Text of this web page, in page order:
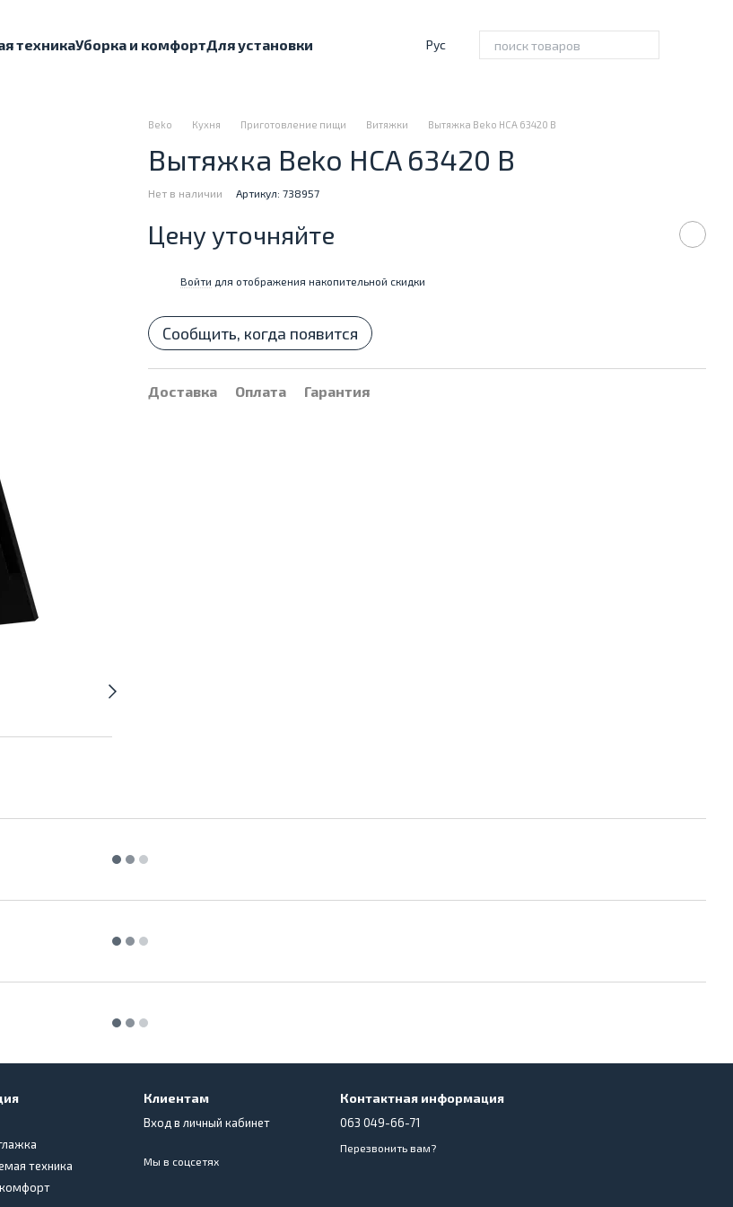
техникаУборка и комфортДля установки Рус
Beko Кухня Приготовление пищи Витяжки Вытяжка Beko HCA 63420 B
Вытяжка Beko HCA 63420 B
Нет в наличии Артикул: 738957
Цену уточняйте
Войти для отображения накопительной скидки
Сообщить, когда появится
Доставка Оплата Гарантия
техника
Клиентам
Вход в личный кабинет
Мы в соцсетях
Контактная информация
063 049-66-71
Перезвонить вам?